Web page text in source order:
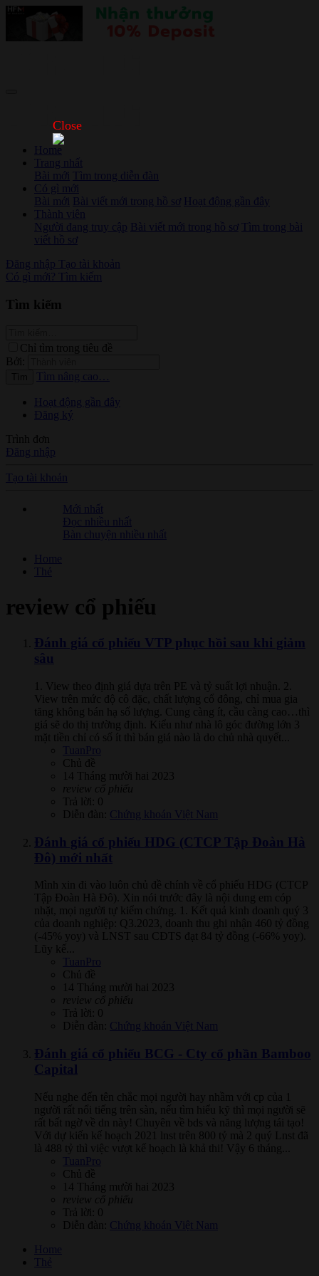
Home
Trang nhất
Bài mới
Tìm trong diễn đàn
Có gì mới
Bài mới Bài viết mới trong hồ sơ Hoạt động gần đây
Thành viên
Người đang truy cập Bài viết mới trong hồ sơ Tìm trong bài
viết hồ sơ
Đăng nhập Tạo tài khoản
Có gì mới? Tìm kiếm
Tìm kiếm
Chỉ tìm trong tiêu đề
Bởi:
Tìm nâng cao…
Hoạt động gần đây
Đăng ký
Trình đơn
Đăng nhập
Tạo tài khoản
Mới nhất
Đọc nhiều nhất
Bàn chuyện nhiều nhất
Home
Thẻ
review cổ phiếu
Đánh giá cổ phiếu VTP phục hồi sau khi giảm
sâu
1. View theo định giá dựa trên PE và tỷ suất lợi nhuận. 2.
View trên mức độ cô đặc, chất lượng cổ đông, chỉ mua gia
tăng không bán hạ số lượng. Cung càng ít, cầu càng cao…thì
giá sẽ do thị trường định. Kiểu như nhà lô góc đường lớn 3
mặt tiền chỉ có số ít thì bán giá nào là do chủ nhà quyết...
TuanPro
Chủ đề
14 Tháng mười hai 2023
review cổ phiếu
Trả lời: 0
Diễn đàn: Chứng khoán Việt Nam
Đánh giá cổ phiếu HDG (CTCP Tập Đoàn Hà
Đô) mới nhất
Mình xin đi vào luôn chủ đề chính về cổ phiếu HDG (CTCP
Tập Đoàn Hà Đô). Xin nói trước đây là nội dung em cóp
nhặt, mọi người tự kiểm chứng. 1. Kết quả kinh doanh quý 3
của doanh nghiệp: Q3.2023, doanh thu ghi nhận 460 tỷ đồng
(-45% yoy) và LNST sau CĐTS đạt 84 tỷ đồng (-66% yoy).
Lũy kế...
TuanPro
Chủ đề
14 Tháng mười hai 2023
review cổ phiếu
Trả lời: 0
Diễn đàn: Chứng khoán Việt Nam
Đánh giá cổ phiếu BCG - Cty cổ phần Bamboo
Capital
Nếu nghe đến tên chắc mọi người hay nhầm với cp của 1
người rất nổi tiếng trên sàn, nếu tìm hiểu kỹ thì mọi người sẽ
rất bất ngờ về dn này! Chuyên về bds và năng lượng tái tạo!
Với dự kiến kế hoạch 2021 lnst trên 800 tỷ mà 2 quý Lnst đã
là 488 tỷ thì việc vượt kế hoạch là khả thi! Vậy 6 tháng...
TuanPro
Chủ đề
14 Tháng mười hai 2023
review cổ phiếu
Trả lời: 0
Diễn đàn: Chứng khoán Việt Nam
Home
Thẻ
Close